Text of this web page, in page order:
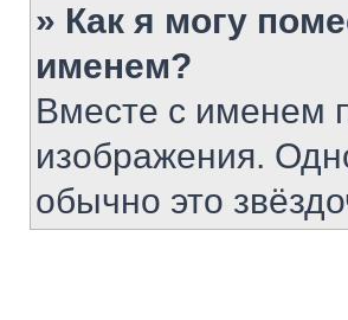
» Как я могу
именем?
Вместе с именем
изображения.
обычно это